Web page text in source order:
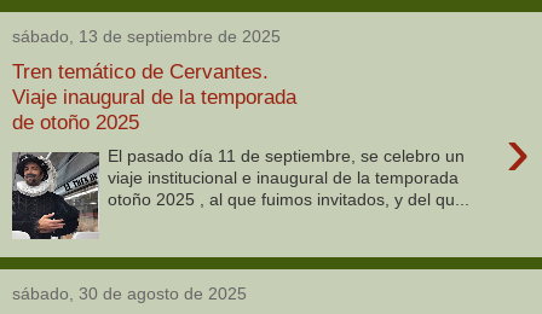
sábado, 13 de septiembre de 2025
Tren temático de Cervantes.
Viaje inaugural de la temporada
de otoño 2025
›
El pasado día 11 de septiembre, se celebro un
viaje institucional e inaugural de la temporada
otoño 2025 , al que fuimos invitados, y del qu...
sábado, 30 de agosto de 2025